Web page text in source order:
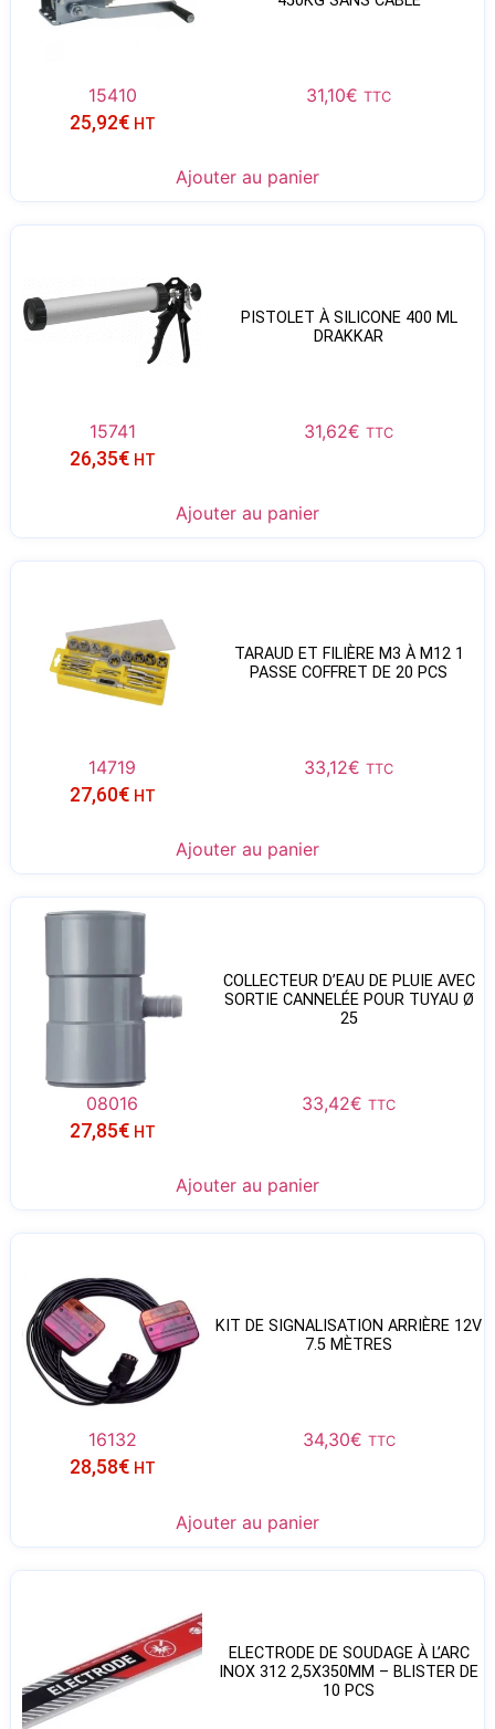
15410 31,10€ TTC
25,92€ HT
Ajouter au panier
PISTOLET À SILICONE 400 ML
DRAKKAR
15741 31,62€ TTC
26,35€ HT
Ajouter au panier
TARAUD ET FILIÈRE M3 À M12 1
PASSE COFFRET DE 20 PCS
14719 33,12€ TTC
27,60€ HT
Ajouter au panier
COLLECTEUR D’EAU DE PLUIE AVEC
SORTIE CANNELÉE POUR TUYAU Ø
25
08016 33,42€ TTC
27,85€ HT
Ajouter au panier
KIT DE SIGNALISATION ARRIÈRE 12V
7.5 MÈTRES
16132 34,30€ TTC
28,58€ HT
Ajouter au panier
ELECTRODE DE SOUDAGE À L’ARC
INOX 312 2,5X350MM – BLISTER DE
10 PCS